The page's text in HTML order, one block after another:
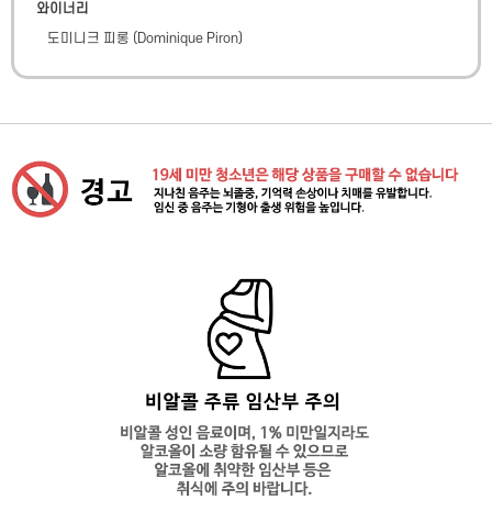
와이너리
도미니크 피롱 ( Dominique Piron)